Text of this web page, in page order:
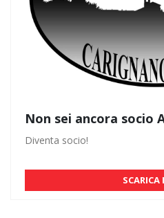
Non sei ancora socio
Diventa socio!
SCARICA